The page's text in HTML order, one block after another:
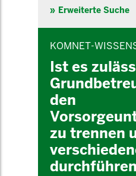
Erweiterte Suche
KOMNET-
Ist es
den
zu trennen